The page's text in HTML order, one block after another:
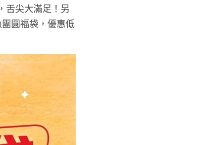
舌尖大滿足！另
圓福袋，優惠低